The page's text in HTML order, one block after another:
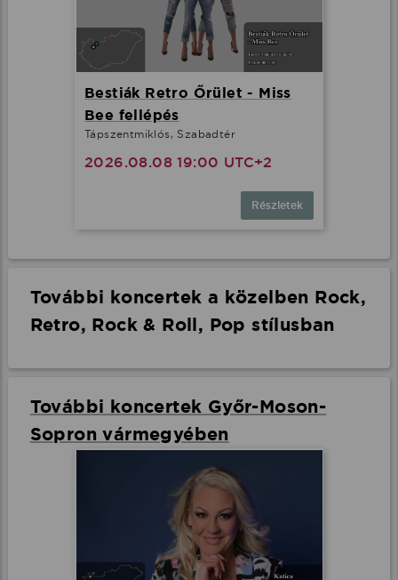
Bestiák Retro Őrület - Miss
Bee fellépés
Tápszentmiklós, Szabadtér
2026.08.08 19:00 UTC+2
Részletek
További koncertek a közelben Rock,
Retro, Rock & Roll, Pop stílusban
További koncertek Győr-Moson-
Sopron vármegyében